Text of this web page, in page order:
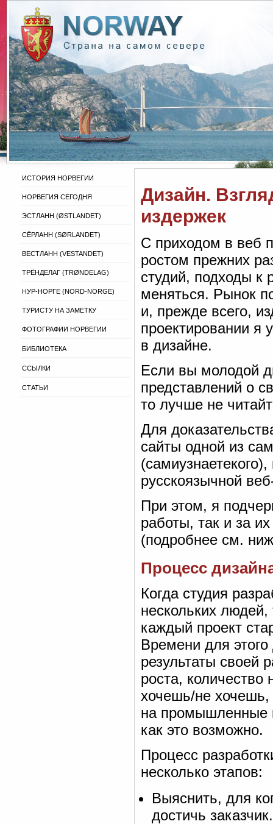
ИСТОРИЯ НОРВЕГИИ
НОРВЕГИЯ СЕГОДНЯ
ЭСТЛАНН (ØSTLANDET)
СЁРЛАНН (SØRLANDET)
ВЕСТЛАНН (VESTANDET)
ТРЁНДЕЛАГ (TRØNDELAG)
НУР-НОРГЕ (NORD-NORGE)
ТУРИСТУ НА ЗАМЕТКУ
ФОТОГРАФИИ НОРВЕГИИ
БИБЛИОТЕКА
ССЫЛКИ
СТАТЬИ
Дизайн.
издержек
С приходом в веб
ростом прежних
студий, подходы к
меняться. Рынок
и, прежде всего,
проектировании я
в дизайне.
Если вы молодой
представлений о
то лучше не
Для
сайты одной из
русскоязычной
При этом, я
работы, так и за
(подробнее см.
Процесс
Когда студия
нескольких
каждый проект
Времени для этого
результаты своей
роста, количество
хочешь/не хочешь,
на промышленные
как это возможно.
Процесс
несколько этапов:
Выяснить, для
достичь заказчик.